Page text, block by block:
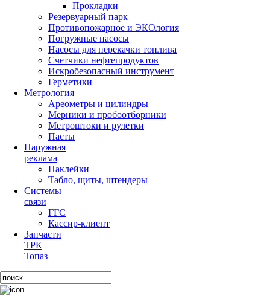
Прокладки
Резервуарный парк
Противопожарное и ЭКОлогия
Погружные насосы
Насосы для перекачки топлива
Счетчики нефтепродуктов
Искробезопасный инструмент
Герметики
Метрология
Ареометры и цилиндры
Мерники и пробоотборники
Метроштоки и рулетки
Пасты
Наружная
реклама
Наклейки
Табло, щиты, штендеры
Системы
связи
ГГС
Кассир-клиент
Запчасти
ТРК
Топаз